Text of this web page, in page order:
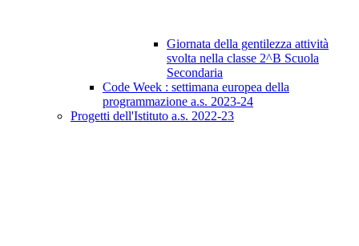
Giornata della gentilezza attività
svolta nella classe 2^B Scuola
Secondaria
Code Week : settimana europea della
programmazione a.s. 2023-24
Progetti dell'Istituto a.s. 2022-23